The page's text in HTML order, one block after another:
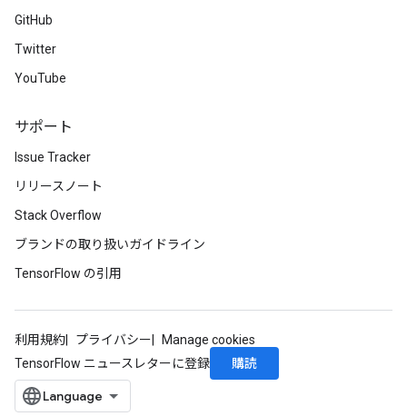
GitHub
Twitter
YouTube
サポート
Issue Tracker
リリースノート
Stack Overflow
ブランドの取り扱いガイドライン
TensorFlow の引用
利用規約 プライバシー
Manage cookies
TensorFlow ニュースレターに登録
購読